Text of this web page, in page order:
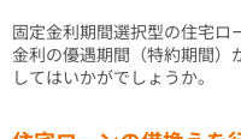
固定金利期間選択型の住宅ロ
金利の優遇期間（特約期間）
してはいかがでしょうか。